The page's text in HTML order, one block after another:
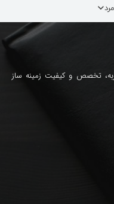
تخصص و کيفيت زمينه ساز